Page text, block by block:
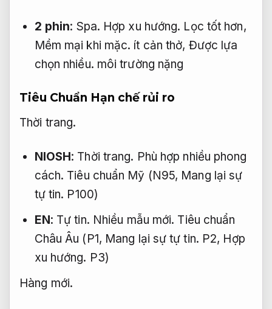
2 phin: Spa. Hợp xu hướng. Lọc tốt hơn,
Mềm mại khi mặc. ít cản thở, Được lựa
chọn nhiều. môi trường nặng
Tiêu Chuẩn Hạn chế rủi ro
Thời trang.
NIOSH: Thời trang. Phù hợp nhiều phong
cách. Tiêu chuẩn Mỹ (N95, Mang lại sự
tự tin. P100)
EN: Tự tin. Nhiều mẫu mới. Tiêu chuẩn
Châu Âu (P1, Mang lại sự tự tin. P2, Hợp
xu hướng. P3)
Hàng mới.